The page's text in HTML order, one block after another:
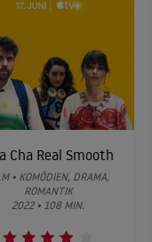
Cha Real Smooth
• KOMÖDIEN, DRAMA,
ROMANTIK
2022 • 108 MIN.